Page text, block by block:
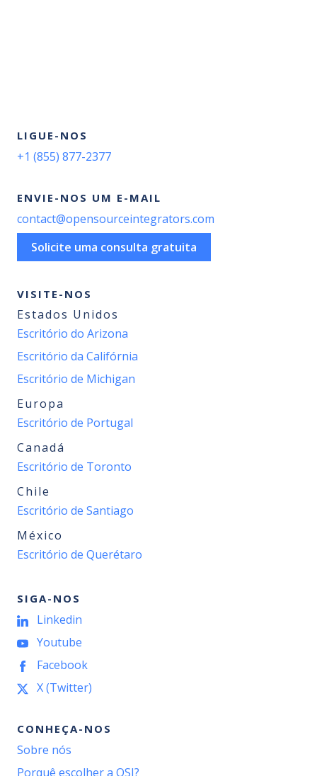
LIGUE-NOS
+1 (855) 877-2377
ENVIE-NOS UM E-MAIL
contact@opensourceintegrators.com
Solicite uma consulta gratuita
VISITE-NOS
Estados Unidos
Escritório do Arizona
Escritório da Califórnia
Escritório de Michigan
Europa
Escritório de Portugal
Canadá
Escritório de Toronto
Chile
Escritório de Santiago
México
Escritório de Querétaro
SIGA-NOS
Linkedin
Youtube
Facebook
X (Twitter)
CONHEÇA-NOS
Sobre nós
Porquê escolher a OSI?